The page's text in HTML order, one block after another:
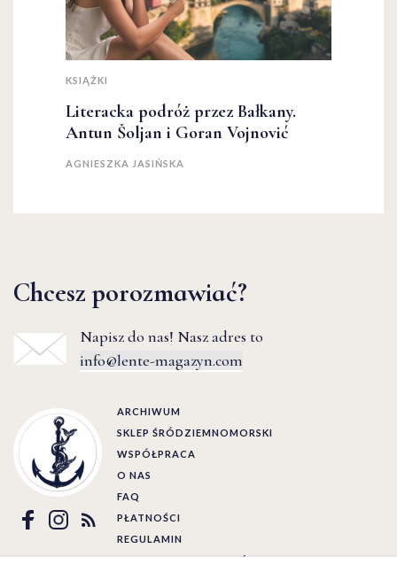
KSIĄŻKI
Literacka podróż przez Bałkany.
Antun Šoljan i Goran Vojnović
AGNIESZKA JASIŃSKA
Chcesz porozmawiać?
Napisz do nas! Nasz adres to
info@lente-magazyn.com
ARCHIWUM
SKLEP ŚRÓDZIEMNOMORSKI
WSPÓŁPRACA
O NAS
FAQ
PŁATNOŚCI
REGULAMIN
POLITYKA PRYWATNOŚCI